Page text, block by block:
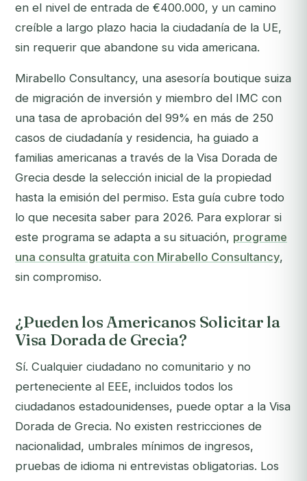
en el nivel de entrada de €400.000, y un camino
creíble a largo plazo hacia la ciudadanía de la UE,
sin requerir que abandone su vida americana.
Mirabello Consultancy, una asesoría boutique suiza
de migración de inversión y miembro del IMC con
una tasa de aprobación del 99% en más de 250
casos de ciudadanía y residencia, ha guiado a
familias americanas a través de la Visa Dorada de
Grecia desde la selección inicial de la propiedad
hasta la emisión del permiso. Esta guía cubre todo
lo que necesita saber para 2026. Para explorar si
este programa se adapta a su situación, programe
una consulta gratuita con Mirabello Consultancy,
sin compromiso.
¿Pueden los Americanos Solicitar la
Visa Dorada de Grecia?
Sí. Cualquier ciudadano no comunitario y no
perteneciente al EEE, incluidos todos los
ciudadanos estadounidenses, puede optar a la Visa
Dorada de Grecia. No existen restricciones de
nacionalidad, umbrales mínimos de ingresos,
pruebas de idioma ni entrevistas obligatorias. Los